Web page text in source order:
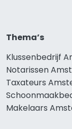
Thema’s
Klussenbedrijf
Notarissen
Taxateurs
Makelaars